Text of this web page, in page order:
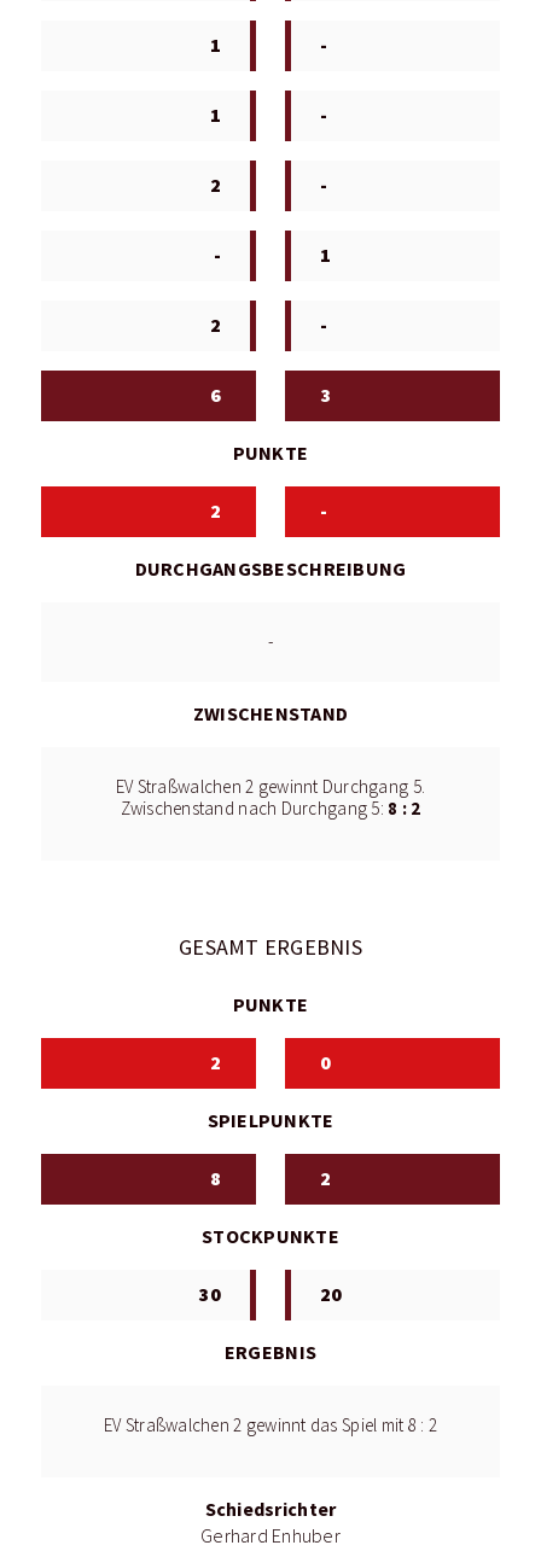
1 -
1 -
2 -
- 1
2 -
6 3
PUNKTE
2 -
DURCHGANGSBESCHREIBUNG
-
ZWISCHENSTAND
EV Straßwalchen 2 gewinnt Durchgang 5.
Zwischenstand nach Durchgang 5: 8 : 2
GESAMT ERGEBNIS
PUNKTE
2 0
SPIELPUNKTE
8 2
STOCKPUNKTE
30 20
ERGEBNIS
EV Straßwalchen 2 gewinnt das Spiel mit 8 : 2
Schiedsrichter
Gerhard Enhuber